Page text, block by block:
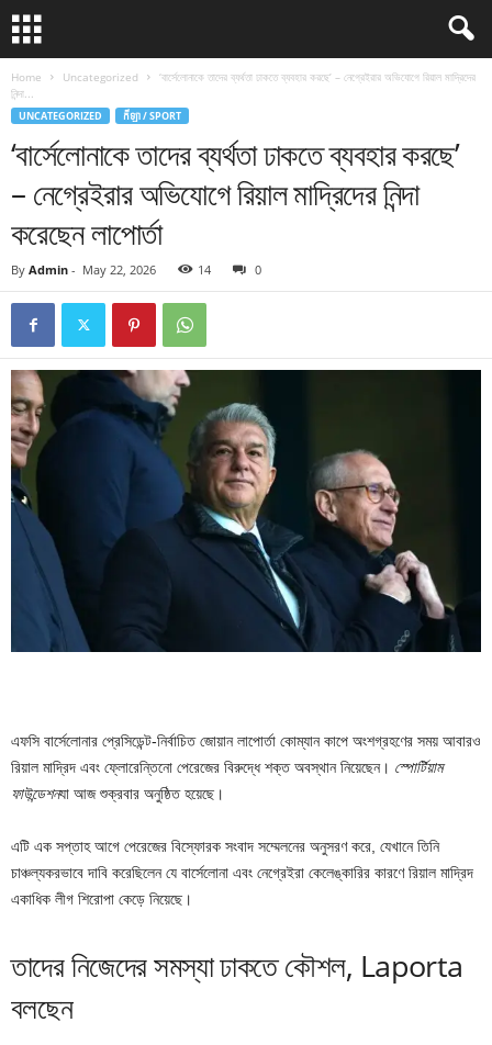
Home Uncategorized
‘বার্সেলোনাকে তাদের ব্যর্থতা ঢাকতে ব্যবহার করছে’ – নেগ্রেইরার অভিযোগে রিয়াল মাদ্রিদের
নিন্দা...
UNCATEGORIZED កីឡា / SPORT
‘বার্সেলোনাকে তাদের ব্যর্থতা ঢাকতে ব্যবহার করছে’
– নেগ্রেইরার অভিযোগে রিয়াল মাদ্রিদের নিন্দা
করেছেন লাপোর্তা
By Admin - May 22, 2026 14 0
এফসি বার্সেলোনার প্রেসিডেন্ট-নির্বাচিত জোয়ান লাপোর্তা কোম্যান কাপে অংশগ্রহণের সময় আবারও
রিয়াল মাদ্রিদ এবং ফ্লোরেন্তিনো পেরেজের বিরুদ্ধে শক্ত অবস্থান নিয়েছেন। স্পোর্টিয়াম
ফাউন্ডেশনযা আজ শুক্রবার অনুষ্ঠিত হয়েছে।
এটি এক সপ্তাহ আগে পেরেজের বিস্ফোরক সংবাদ সম্মেলনের অনুসরণ করে, যেখানে তিনি
চাঞ্চল্যকরভাবে দাবি করেছিলেন যে বার্সেলোনা এবং নেগ্রেইরা কেলেঙ্কারির কারণে রিয়াল মাদ্রিদ
একাধিক লীগ শিরোপা কেড়ে নিয়েছে।
তাদের নিজেদের সমস্যা ঢাকতে কৌশল, Laporta
বলছেন